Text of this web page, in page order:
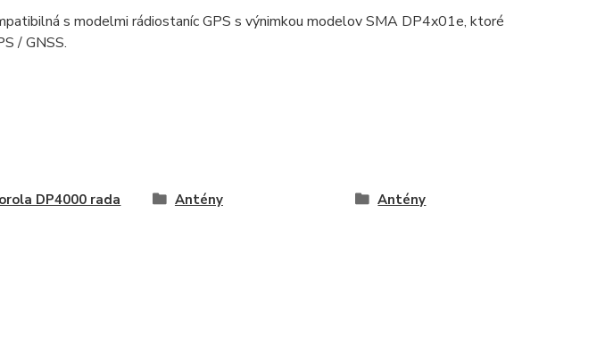
s modelmi rádiostaníc GPS s výnimkou modelov SMA DP4x01e, ktoré
/ GNSS.
DP4000 rada Antény Antény